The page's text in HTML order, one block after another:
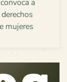
a
mujeres